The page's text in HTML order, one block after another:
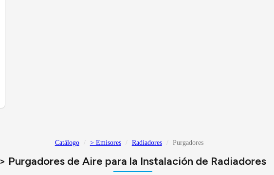
Catálogo > Emisores Radiadores Purgadores
> Purgadores de Aire para la Instalación de Radiadores